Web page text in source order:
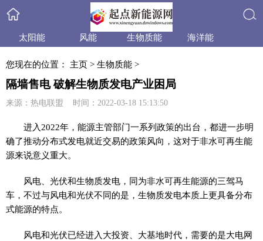
搜索
太阳能 风能 生物质能
海洋能
政策法规
产业信息 行业动态
您现在的位置： 主页 > 生物质能 >
隔墙售电 破解生物质发电产业困局
来源：热电联盟 时间：2022-03-18 15:13:50
进入2022年，能源主管部门一系列政策的出台，都进一步明
确了推动分布式发电就近交易的政策风向，这对于非水可再生能
源来说意义重大。
风电、光伏和生物质发电，同为非水可再生能源的三驾马
车，不过与风电和光伏不同的是，生物质发电本质上更具备分布
式能源的特点。
风电和光伏已经进入大投资 、大基地时代，需要的是大电网